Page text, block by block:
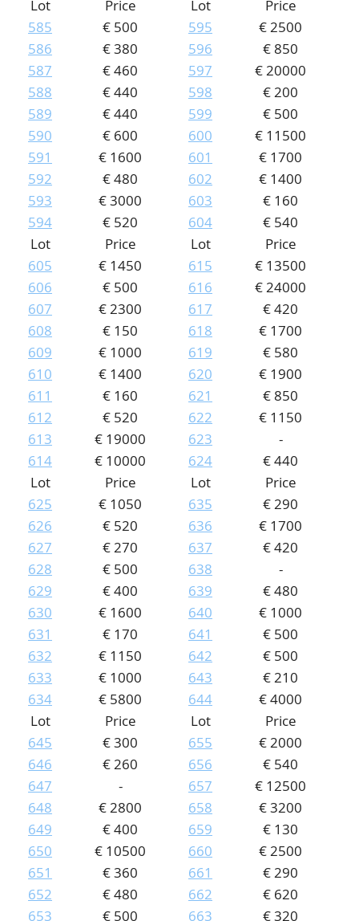
Lot
Price
585
€ 500
586
€ 380
587
€ 460
588
€ 440
589
€ 440
590
€ 600
591
€ 1600
592
€ 480
593
€ 3000
594
€ 520
Lot
Price
595
€ 2500
596
€ 850
597
€ 20000
598
€ 200
599
€ 500
600
€ 11500
601
€ 1700
602
€ 1400
603
€ 160
604
€ 540
Lot
Price
605
€ 1450
606
€ 500
607
€ 2300
608
€ 150
609
€ 1000
610
€ 1400
611
€ 160
612
€ 520
613
€ 19000
614
€ 10000
Lot
Price
615
€ 13500
616
€ 24000
617
€ 420
618
€ 1700
619
€ 580
620
€ 1900
621
€ 850
622
€ 1150
623
-
624
€ 440
Lot
Price
625
€ 1050
626
€ 520
627
€ 270
628
€ 500
629
€ 400
630
€ 1600
631
€ 170
632
€ 1150
633
€ 1000
634
€ 5800
Lot
Price
635
€ 290
636
€ 1700
637
€ 420
638
-
639
€ 480
640
€ 1000
641
€ 500
642
€ 500
643
€ 210
644
€ 4000
Lot
Price
645
€ 300
646
€ 260
647
-
648
€ 2800
649
€ 400
650
€ 10500
651
€ 360
652
€ 480
653
€ 500
Lot
Price
655
€ 2000
656
€ 540
657
€ 12500
658
€ 3200
659
€ 130
660
€ 2500
661
€ 290
662
€ 620
663
€ 320